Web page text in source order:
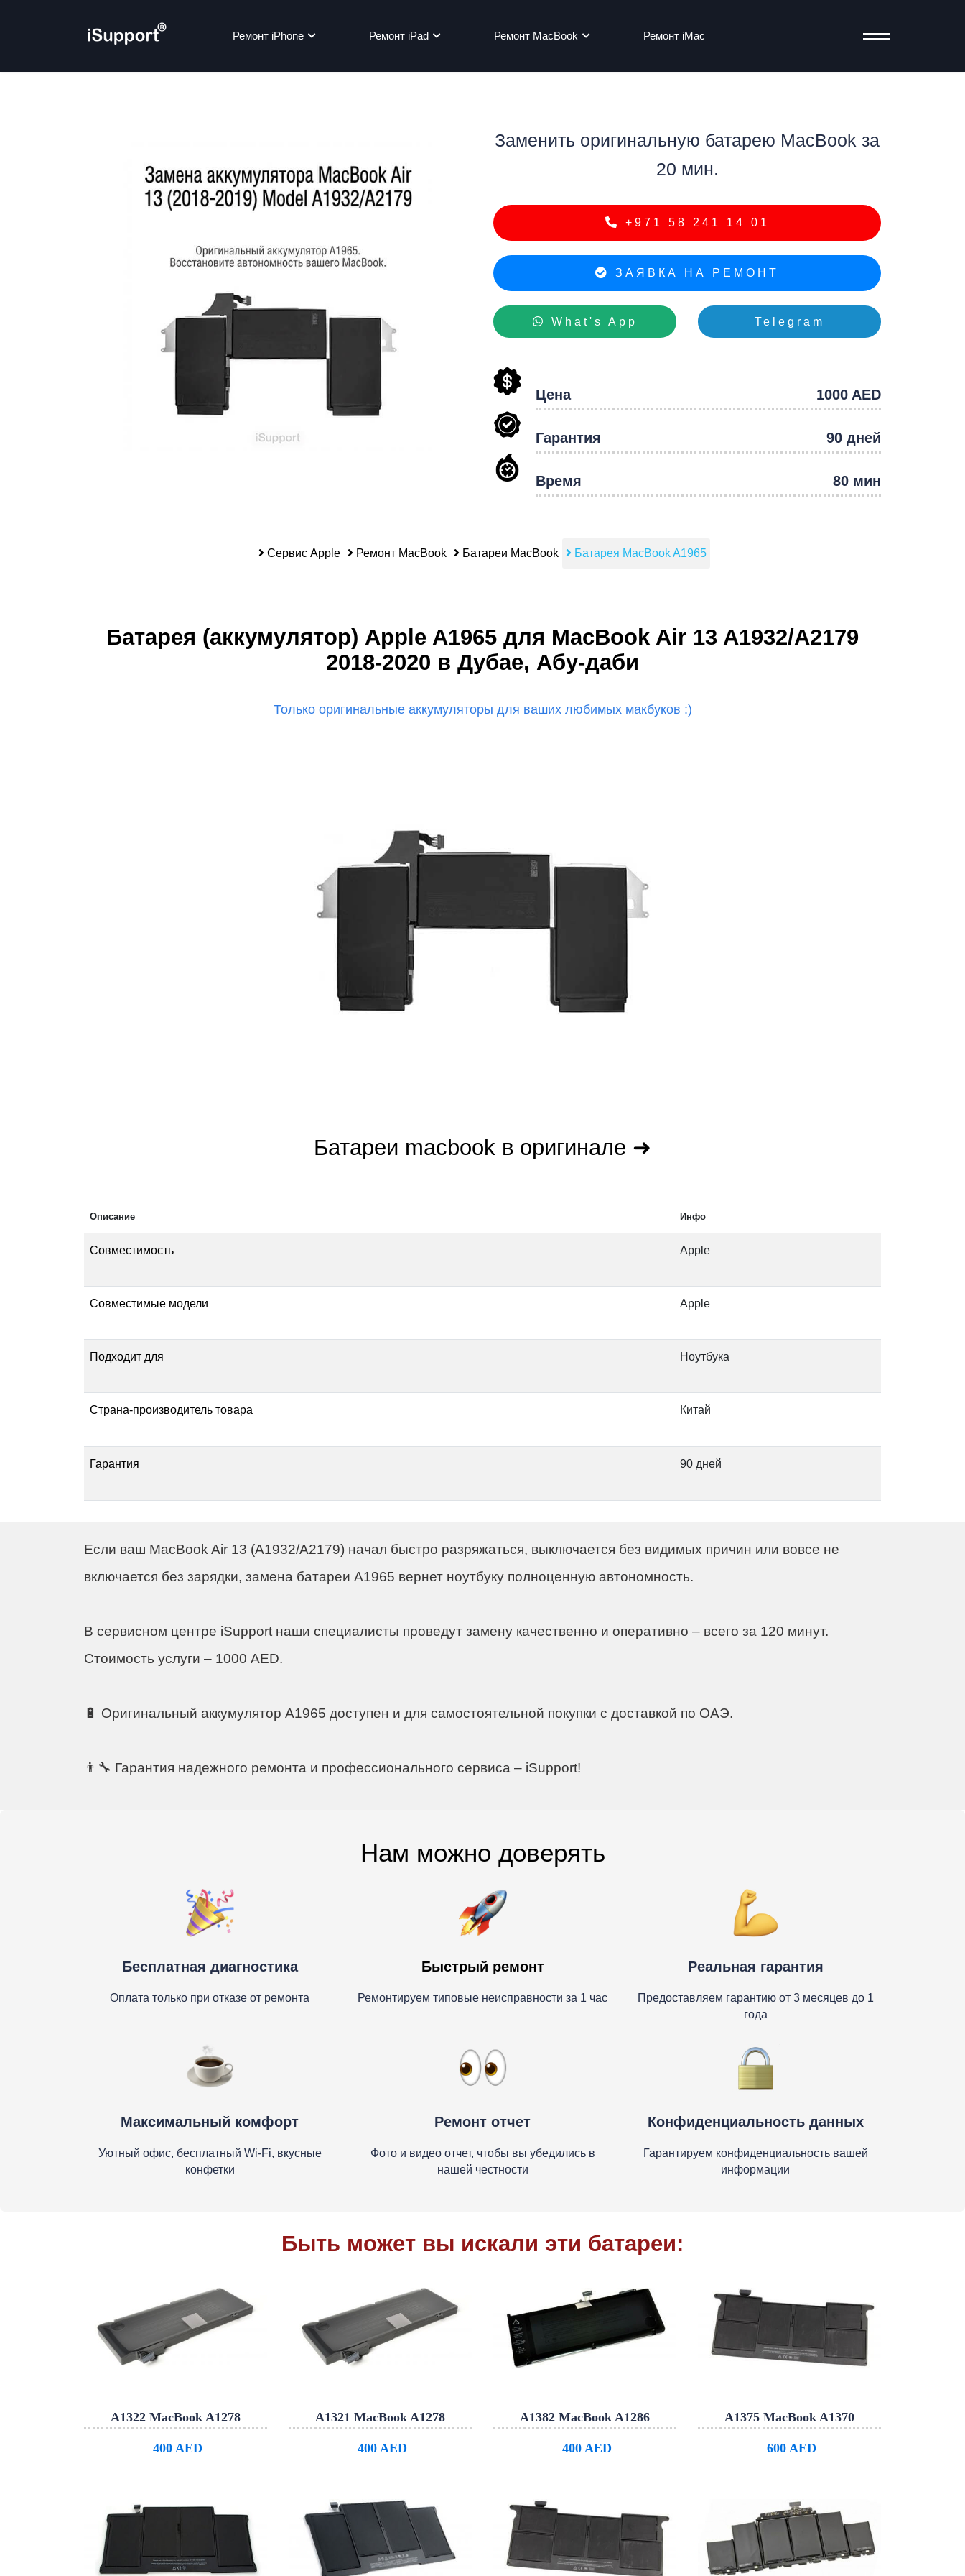
Ремонт iPhone Ремонт iPad Ремонт MacBook Ремонт iMac
Ремонт
iPhone
Ремонт
iPad
Ремонт
MacBook
Ремонт
iMac
Заменить оригинальную батарею MacBook за
20 мин.
+971 58 241 14 01
ЗАЯВКА НА РЕМОНТ
What's App Telegram
Цена 1000 AED
Гарантия 90 дней
Время 80 мин
Сервис Apple Ремонт MacBook Батареи MacBook Батарея MacBook A1965
Батарея (аккумулятор) Apple A1965 для MacBook Air 13 A1932/А2179
2018-2020 в Дубае, Абу-даби
Только оригинальные аккумуляторы для ваших любимых макбуков :)
Батареи macbook в оригинале ➜
Описание Инфо
Совместимость Apple
Совместимые модели Apple
Подходит для Ноутбука
Страна-производитель товара Китай
Гарантия 90 дней
Если ваш MacBook Air 13 (A1932/A2179) начал быстро разряжаться, выключается без видимых причин или вовсе не
включается без зарядки, замена батареи A1965 вернет ноутбуку полноценную автономность.
В сервисном центре iSupport наши специалисты проведут замену качественно и оперативно – всего за 120 минут.
Стоимость услуги – 1000 AED.
🔋 Оригинальный аккумулятор A1965 доступен и для самостоятельной покупки с доставкой по ОАЭ.
👨‍🔧 Гарантия надежного ремонта и профессионального сервиса – iSupport!
Нам можно доверять
Бесплатная диагностика
Оплата только при отказе от ремонта
Быстрый ремонт
Ремонтируем типовые неисправности за 1 час
Реальная гарантия
Предоставляем гарантию от 3 месяцев до 1
года
Максимальный комфорт
Уютный офис, бесплатный Wi-Fi, вкусные
конфетки
Ремонт отчет
Фото и видео отчет, чтобы вы убедились в
нашей честности
Конфиденциальность данных
Гарантируем конфиденциальность вашей
информации
Быть может вы искали эти батареи:
A1322 MacBook A1278
400 AED
A1321 MacBook A1278
400 AED
A1382 MacBook A1286
400 AED
A1375 MacBook A1370
600 AED